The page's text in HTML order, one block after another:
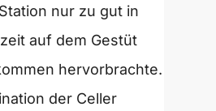
nur zu gut in
auf dem Gestüt
hervorbrachte.
der Celler